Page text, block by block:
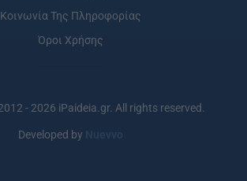
Κοινωνία Της Πληροφορίας
Όροι Χρήσης
- 2026 iPaideia.gr. All rights reserved.
Developed by